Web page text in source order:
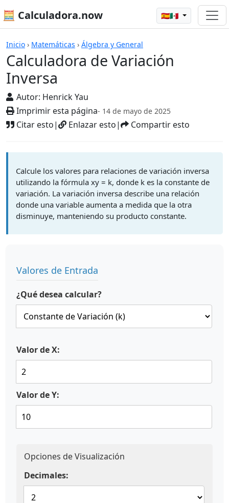
🧮 Calculadora.now 🇪🇸🇲🇽
Inicio › Matemáticas › Álgebra y General
Calculadora de Variación
Inversa
Autor: Henrick Yau
Imprimir esta página- 14 de mayo de 2025
Citar esto| Enlazar esto| Compartir esto
Calculadoras
Calcule los valores para relaciones de variación inversa
utilizando la fórmula xy = k, donde k es la constante de
variación. La variación inversa describe una relación
donde una variable aumenta a medida que la otra
disminuye, manteniendo su producto constante.
Valores de Entrada
¿Qué desea calcular?
Valor de X:
Valor de Y:
Opciones de Visualización
Decimales: